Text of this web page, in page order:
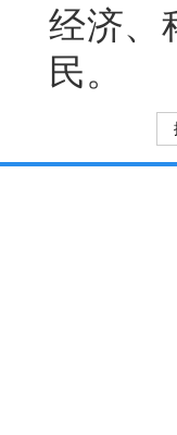
经济、
民。